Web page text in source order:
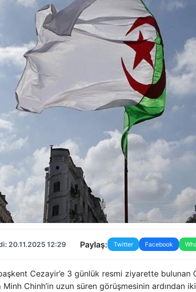
20.11.2025 12:29 Paylaş: Twitter Facebook
Cezayir’e 3 günlük resmi ziyarette bulunan
Chinh’in uzun süren görüşmesinin ardından